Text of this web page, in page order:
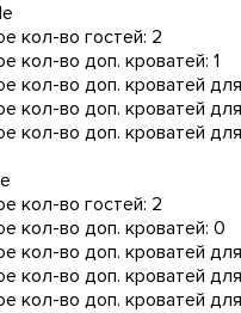
кол-во гостей: 2
кол-во доп. кроватей: 1
кол-во доп. кроватей
кол-во доп. кроватей
кол-во доп. кроватей
кол-во гостей: 2
кол-во доп. кроватей: 0
кол-во доп. кроватей
кол-во доп. кроватей
кол-во доп. кроватей